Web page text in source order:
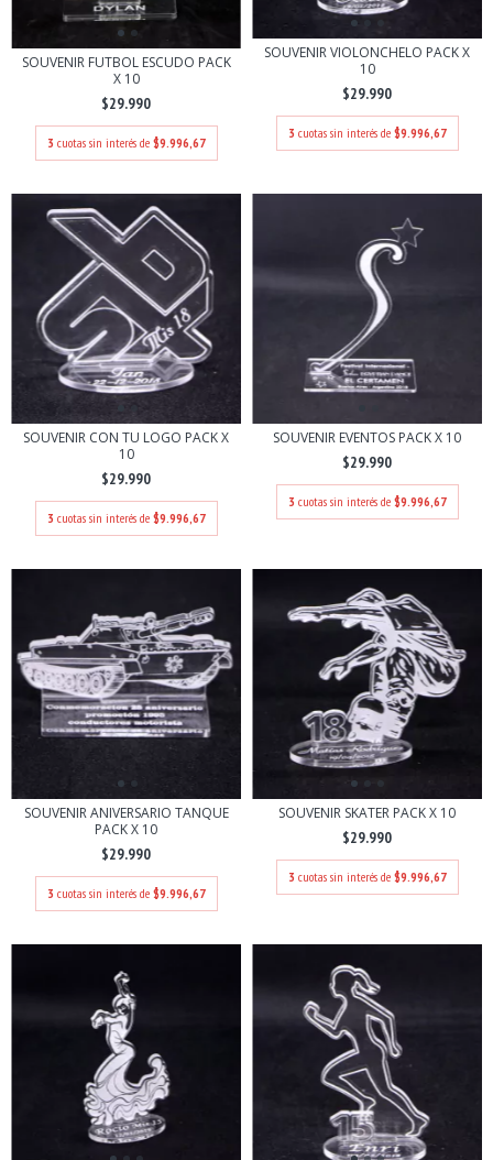
SOUVENIR FUTBOL ESCUDO PACK
X 10
$29.990
3 cuotas sin interés de $9.996,67
SOUVENIR VIOLONCHELO PACK X
10
$29.990
3 cuotas sin interés de $9.996,67
SOUVENIR CON TU LOGO PACK X
10
$29.990
3 cuotas sin interés de $9.996,67
SOUVENIR EVENTOS PACK X 10
$29.990
3 cuotas sin interés de $9.996,67
SOUVENIR ANIVERSARIO TANQUE
PACK X 10
$29.990
3 cuotas sin interés de $9.996,67
SOUVENIR SKATER PACK X 10
$29.990
3 cuotas sin interés de $9.996,67